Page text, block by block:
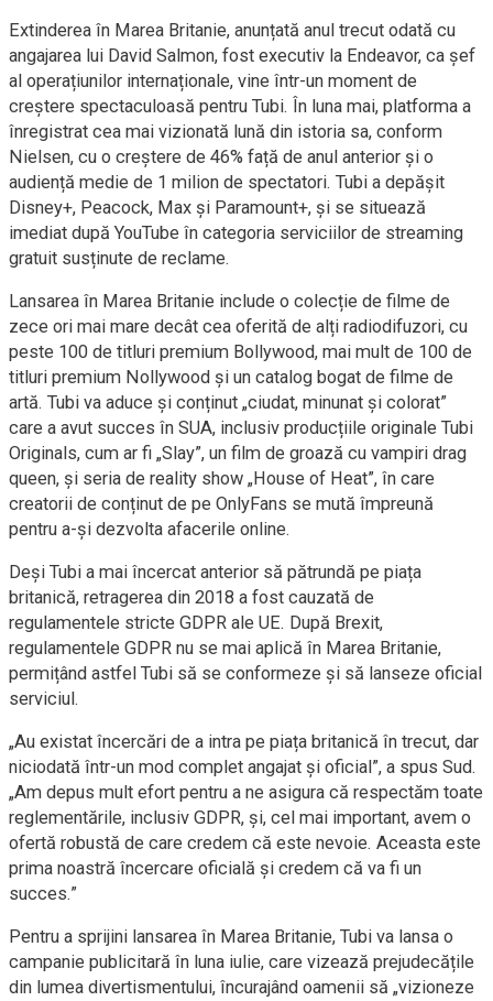
Extinderea în Marea Britanie, anunțată anul trecut odată cu
angajarea lui David Salmon, fost executiv la Endeavor, ca șef
al operațiunilor internaționale, vine într-un moment de
creștere spectaculoasă pentru Tubi. În luna mai, platforma a
înregistrat cea mai vizionată lună din istoria sa, conform
Nielsen, cu o creștere de 46% față de anul anterior și o
audiență medie de 1 milion de spectatori. Tubi a depășit
Disney+, Peacock, Max și Paramount+, și se situează
imediat după YouTube în categoria serviciilor de streaming
gratuit susținute de reclame.
Lansarea în Marea Britanie include o colecție de filme de
zece ori mai mare decât cea oferită de alți radiodifuzori, cu
peste 100 de titluri premium Bollywood, mai mult de 100 de
titluri premium Nollywood și un catalog bogat de filme de
artă. Tubi va aduce și conținut „ciudat, minunat și colorat”
care a avut succes în SUA, inclusiv producțiile originale Tubi
Originals, cum ar fi „Slay”, un film de groază cu vampiri drag
queen, și seria de reality show „House of Heat”, în care
creatorii de conținut de pe OnlyFans se mută împreună
pentru a-și dezvolta afacerile online.
Deși Tubi a mai încercat anterior să pătrundă pe piața
britanică, retragerea din 2018 a fost cauzată de
regulamentele stricte GDPR ale UE. După Brexit,
regulamentele GDPR nu se mai aplică în Marea Britanie,
permițând astfel Tubi să se conformeze și să lanseze oficial
serviciul.
„Au existat încercări de a intra pe piața britanică în trecut, dar
niciodată într-un mod complet angajat și oficial”, a spus Sud.
„Am depus mult efort pentru a ne asigura că respectăm toate
reglementările, inclusiv GDPR, și, cel mai important, avem o
ofertă robustă de care credem că este nevoie. Aceasta este
prima noastră încercare oficială și credem că va fi un
succes.”
Pentru a sprijini lansarea în Marea Britanie, Tubi va lansa o
campanie publicitară în luna iulie, care vizează prejudecățile
din lumea divertismentului, încurajând oamenii să „vizioneze